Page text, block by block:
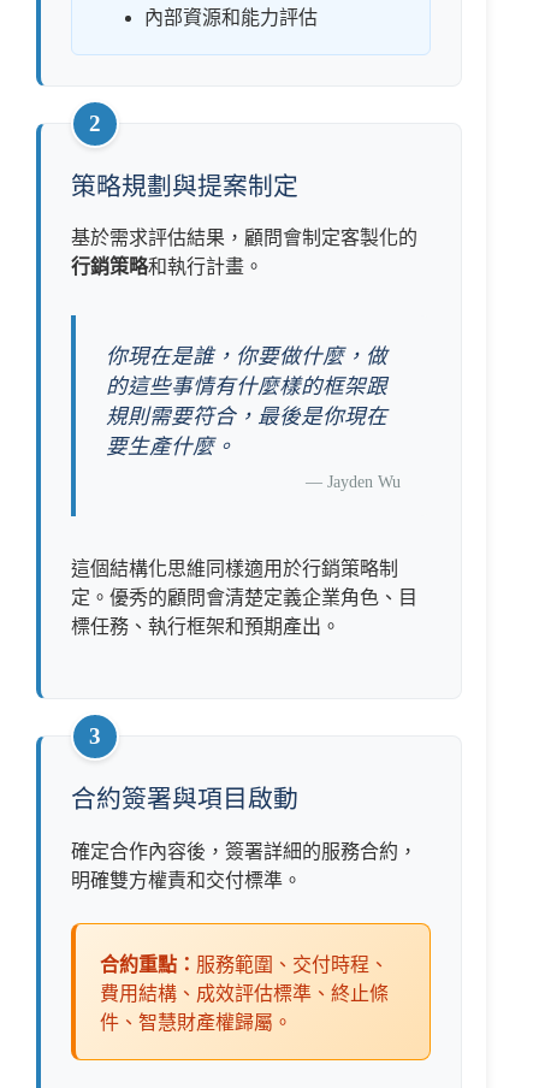
內部資源和能力評估
2
策略規劃與提案制定
基於需求評估結果，顧問會制定客製化的
行銷策略和執行計畫。
你現在是誰，你要做什麼，做
的這些事情有什麼樣的框架跟
規則需要符合，最後是你現在
要生產什麼。
—Jayden Wu
這個結構化思維同樣適用於行銷策略制
定。優秀的顧問會清楚定義企業角色、目
標任務、執行框架和預期產出。
3
合約簽署與項目啟動
確定合作內容後，簽署詳細的服務合約，
明確雙方權責和交付標準。
合約重點： 服務範圍、交付時程、
費用結構、成效評估標準、終止條
件、智慧財產權歸屬。